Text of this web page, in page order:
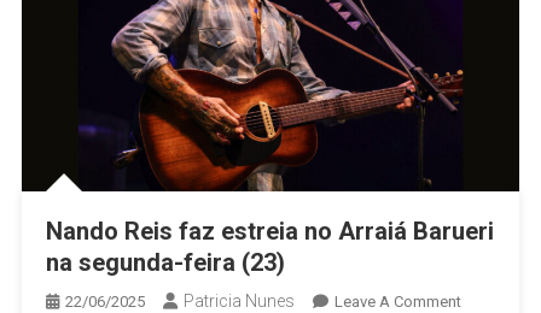
Nando Reis faz estreia no Arraiá Barueri
na segunda-feira (23)
22/06/2025 Patricia Nunes Leave A CommentOn